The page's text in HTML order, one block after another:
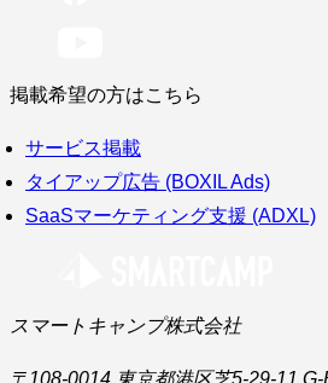
掲載希望の方はこちら
サービス掲載
タイアップ広告 (BOXIL Ads)
SaaSマーケティング支援 (ADXL)
スマートキャンプ株式会社
〒108-0014 東京都港区芝5-29-11